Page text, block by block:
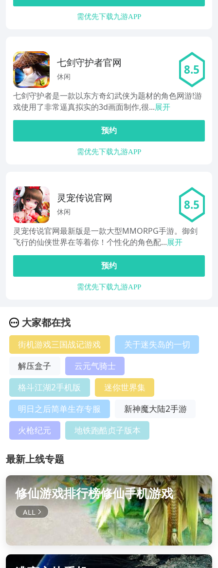
需优先下载九游APP
七剑守护者官网
休闲 8.5
七剑守护者是一款以东方奇幻武侠为题材的角色网游!游
戏使用了非常逼真拟实的3d画面制作,很...展开
预约
需优先下载九游APP
灵宠传说官网
休闲 8.5
灵宠传说官网最新版是一款大型MMORPG手游。御剑
飞行的仙侠世界在等着你！个性化的角色配...展开
预约
需优先下载九游APP
大家都在找
街机游戏三国战记游戏
关于迷失岛的一切
解压盒子
云元气骑士
格斗江湖2手机版
迷你世界集
明日之后简单生存专服
新神魔大陆2手游
火枪纪元
地铁跑酷贞子版本
最新上线专题
修仙游戏排行榜修仙手机游戏